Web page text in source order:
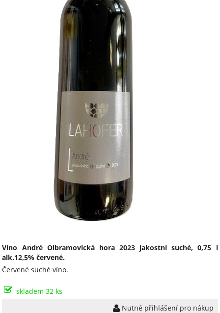
Víno André Olbramovická hora 2023 jakostní suché, 0,75 l
alk.12,5% červené.
Červené suché víno.
skladem 32 ks
Nutné přihlášení pro nákup